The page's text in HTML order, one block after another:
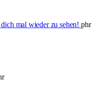
mal wieder zu sehen! phr